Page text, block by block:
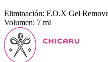
Eliminación: F.O.X Gel
Volumen: 7 ml